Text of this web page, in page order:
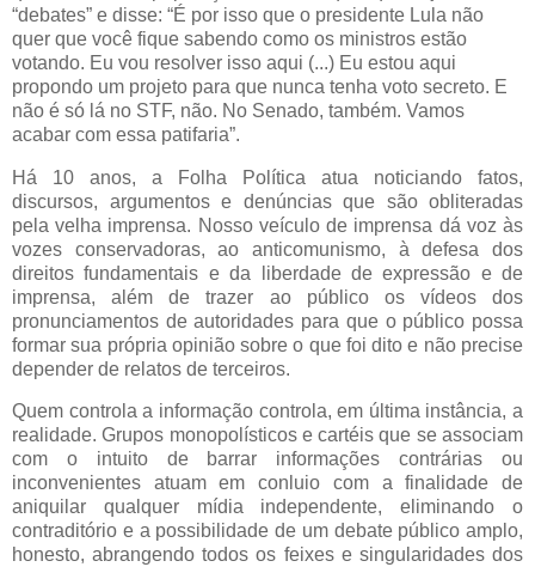
“debates” e disse: “É por isso que o presidente Lula não
quer que você fique sabendo como os ministros estão
votando. Eu vou resolver isso aqui (...) Eu estou aqui
propondo um projeto para que nunca tenha voto secreto. E
não é só lá no STF, não. No Senado, também. Vamos
acabar com essa patifaria”.
Há 10 anos, a Folha Política atua noticiando fatos,
discursos, argumentos e denúncias que são obliteradas
pela velha imprensa. Nosso veículo de imprensa dá voz às
vozes conservadoras, ao anticomunismo, à defesa dos
direitos fundamentais e da liberdade de expressão e de
imprensa, além de trazer ao público os vídeos dos
pronunciamentos de autoridades para que o público possa
formar sua própria opinião sobre o que foi dito e não precise
depender de relatos de terceiros.
Quem controla a informação controla, em última instância, a
realidade. Grupos monopolísticos e cartéis que se associam
com o intuito de barrar informações contrárias ou
inconvenientes atuam em conluio com a finalidade de
aniquilar qualquer mídia independente, eliminando o
contraditório e a possibilidade de um debate público amplo,
honesto, abrangendo todos os feixes e singularidades dos